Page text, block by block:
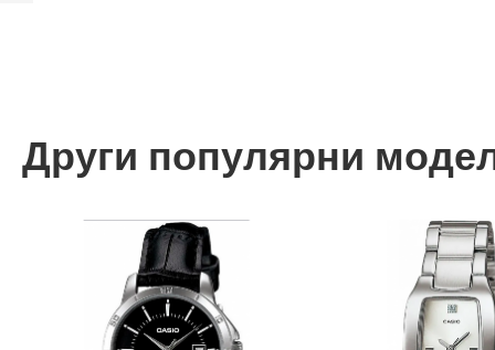
Други популярни